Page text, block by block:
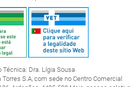
Técnica: Dra. Lígia Sousa
S.A, com sede no Centro Comercial